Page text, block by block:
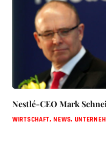
Nestlé-CEO Mark
WIRTSCHAFT,NEWS,